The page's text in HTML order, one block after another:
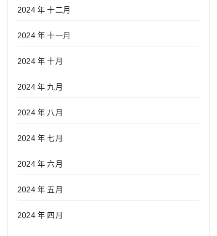
2024 年 十二月
2024 年 十一月
2024 年 十月
2024 年 九月
2024 年 八月
2024 年 七月
2024 年 六月
2024 年 五月
2024 年 四月